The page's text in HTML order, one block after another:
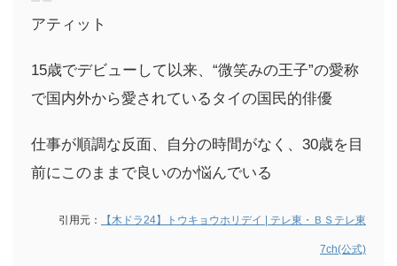
アティット
15歳でデビューして以来、“微笑みの王子”の愛称
で国内外から愛されているタイの国民的俳優
仕事が順調な反面、自分の時間がなく、30歳を目
前にこのままで良いのか悩んでいる
引用元： 【木ドラ24】トウキョウホリデイ | テレ東・ＢＳテレ東
7ch(公式)